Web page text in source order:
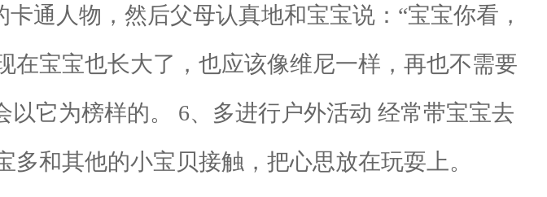
人物，然后父母认真地和宝宝说：“宝宝你看，
宝宝也长大了，也应该像维尼一样，再也不需要
它为榜样的。 6、多进行户外活动 经常带宝宝去
和其他的小宝贝接触，把心思放在玩耍上。